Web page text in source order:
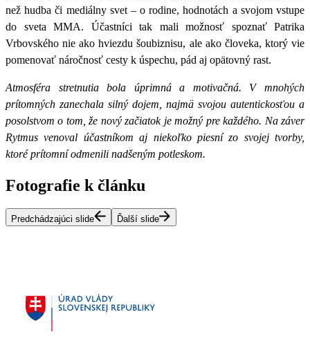
než hudba či mediálny svet – o rodine, hodnotách a svojom vstupe
do sveta MMA. Účastníci tak mali možnosť spoznať Patrika
Vrbovského nie ako hviezdu šoubiznisu, ale ako človeka, ktorý vie
pomenovať náročnosť cesty k úspechu, pád aj opätovný rast.
Atmosféra stretnutia bola úprimná a motivačná. V mnohých
prítomných zanechala silný dojem, najmä svojou autentickosťou a
posolstvom o tom, že nový začiatok je možný pre každého. Na záver
Rytmus venoval účastníkom aj niekoľko piesní zo svojej tvorby,
ktoré prítomní odmenili nadšeným potleskom.
Fotografie k článku
Predchádzajúci slide Ďalší slide